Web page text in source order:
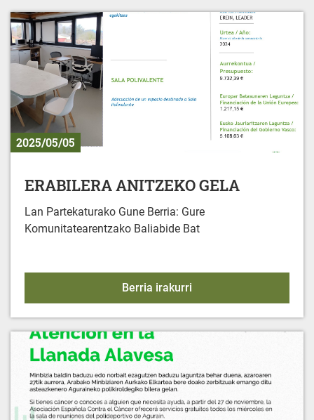
2025/05/05
ERABILERA ANITZEKO GELA
Lan Partekaturako Gune Berria: Gure
Komunitatearentzako Baliabide Bat
Berria irakurri